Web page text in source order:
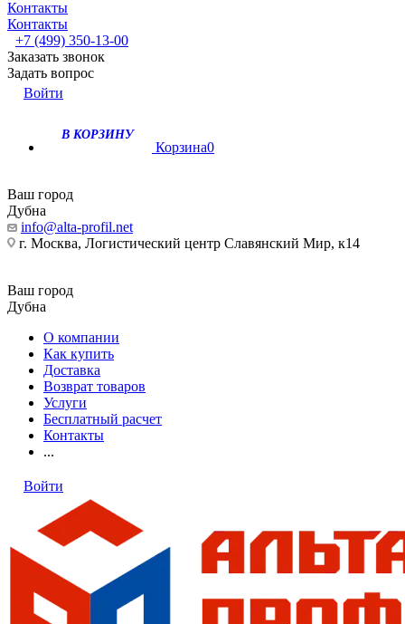
Контакты
Контакты
+7 (499) 350-13-00
Заказать звонок
Задать вопрос
Войти
В КОРЗИНУ
Корзина0
Ваш город
Дубна
info@alta-profil.net
г. Москва, Логистический центр Славянский Мир, к14
Ваш город
Дубна
О компании
Как купить
Доставка
Возврат товаров
Услуги
Бесплатный расчет
Контакты
...
Войти